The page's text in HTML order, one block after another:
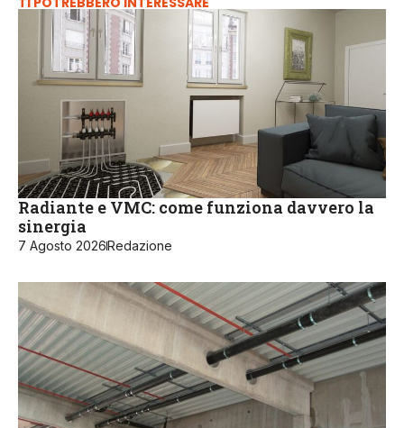
Radiante e VMC: come funziona davvero la
sinergia
7 Agosto 2026 Redazione